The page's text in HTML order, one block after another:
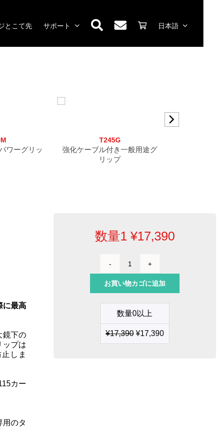
とこて先 サポート 日本語
ワーグリッ
T245G
強化ケーブル付き一般用途グ
リップ
に最高
鏡下の
ップは
しま
カー
用のタ
数量1 ¥17,390
ナ
グ
プ
個
お買い物カゴに追加
数量0以上
¥17,390 ¥17,390